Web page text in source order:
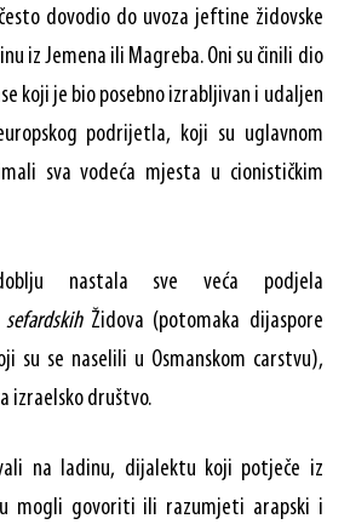
dovodio do uvoza jeftine židovske
iz Jemena ili Magreba. Oni su činili dio
koji je bio posebno izrabljivan i udaljen
podrijetla, koji su uglavnom
sva vodeća mjesta u cionističkim
nastala sve veća podjela
sefardskihŽidova (potomaka dijaspore
su se naselili u Osmanskom carstvu),
izraelsko društvo.
na ladinu, dijalektu koji potječe iz
mogli govoriti ili razumjeti arapski i